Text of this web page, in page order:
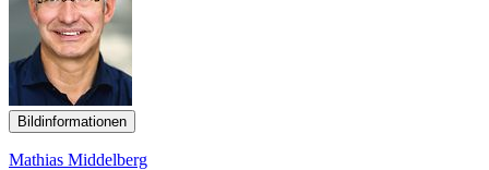
Bildinformationen
Mathias Middelberg